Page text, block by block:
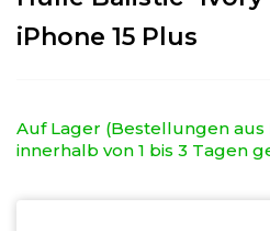
iPhone 15 Plus
Auf Lager (Bestellungen
innerhalb von 1 bis 3 Tagen